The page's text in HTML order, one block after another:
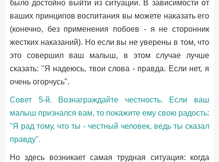
было достойно выйти из ситуации. В зависимости от
ваших принципов воспитания вы можете наказать его
(конечно, без применения побоев - я не сторонник
жестких наказаний). Но если вы не уверены в том, что
это совершил ваш малыш, в этом случае лучше
сказать: "Я надеюсь, твои слова - правда. Если нет, я
очень огорчусь".
Совет 5-й. Вознаграждайте честность. Если ваш
малыш признался вам, то покажите ему свою радость:
"Я рад тому, что ты - честный человек, ведь ты сказал
правду".
Но здесь возникает самая трудная ситуация: когда